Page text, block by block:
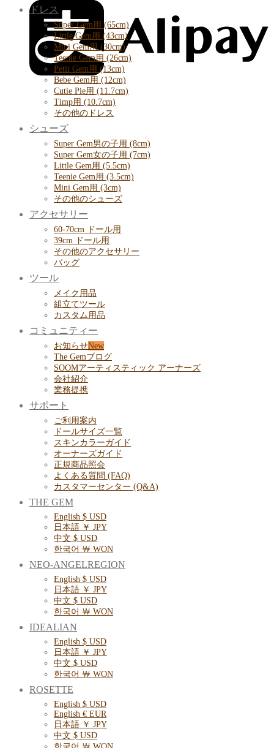
ドレス
Super Gem用 (65cm)
Little Gem用 (43cm)
Mini Gem用 (30cm)
Teenie Gem用 (26cm)
Petit Gem用 (13cm)
Bebe Gem用 (12cm)
Cutie Pie用 (11.7cm)
Timp用 (10.7cm)
その他のドレス
シューズ
Super Gem男の子用 (8cm)
Super Gem女の子用 (7cm)
Little Gem用 (5.5cm)
Teenie Gem用 (3.5cm)
Mini Gem用 (3cm)
その他のシューズ
アクセサリー
60-70cm ドール用
39cm ドール用
その他のアクセサリー
バッグ
ツール
メイク用品
組立てツール
カスタム用品
コミュニティー
お知らせ
The Gemブログ
SOOMアーティスティック アーナーズ
会社紹介
業務提携
サポート
ご利用案内
ドールサイズ一覧
スキンカラーガイド
オーナーズガイド
正規商品照会
よくある質問 (FAQ)
カスタマーセンター (Q&A)
THE GEM
English $ USD
日本語 ￥ JPY
中文 $ USD
한국어 ￦ WON
NEO-ANGELREGION
English $ USD
日本語 ￥ JPY
中文 $ USD
한국어 ￦ WON
IDEALIAN
English $ USD
日本語 ￥ JPY
中文 $ USD
한국어 ￦ WON
ROSETTE
English $ USD
English € EUR
日本語 ￥ JPY
中文 $ USD